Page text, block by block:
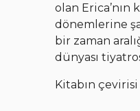
olan
dönemlerine
bir zaman
dünyası
Kitabın